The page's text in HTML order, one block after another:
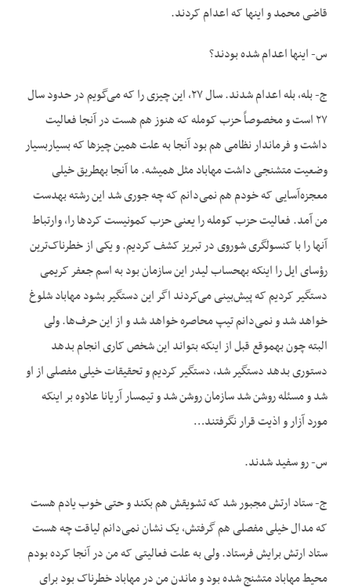
قاضی محمد و این‏ها که اعدام کردند.
س- این‏ها اعدام شده بودند؟
ج- بله، بله اعدام شدند. سال ۲۷، این چیزی را که می‌گویم در حدود سال
۲۷ است و مخصوصاً حزب کومله که هنوز هم هست در آنجا فعالیت
داشت و فرماندار نظامی هم بود آنجا به علت همین چیزها که بسیاربسیار
وضعیت متشنجی داشت مهاباد مثل همیشه. ما آنجا به‏طریق خیلی
معجزه‌آسایی که خودم هم نمی‌دانم که چه جوری شد این رشته به‏دست
من آمد. فعالیت حزب کومله را یعنی حزب کمونیست کردها را، وارتباط
آنها را با کنسولگری شوروی در تبریز کشف کردیم. و یکی از خطرناک‌ترین
رؤسای ایل را اینکه به‏حساب لیدر این سازمان بود به اسم جعفر کریمی
‌دستگیر کردیم که پیش‌بینی می‌کردند اگر این دستگیر بشود مهاباد شلوغ
خواهد شد و نمی‌دانم تیپ محاصره خواهد شد و از این حرف‌ها. ولی
البته چون به‏موقع قبل از اینکه بتواند این شخص کاری انجام بدهد
دستوری بدهد دستگیر شد، دستگیر کردیم و تحقیقات خیلی مفصلی از او
شد و مسئله روشن شد سازمان روشن شد و تیمسار آریانا علاوه بر اینکه
مورد آزار و اذیت قرار نگرفتند…
س- رو سفید شدند.
ج- ستاد ارتش مجبور شد که تشویقش هم بکند و حتی خوب یادم هست
که مدال خیلی مفصلی هم گرفتش، یک نشان نمی‌دانم لیاقت چه هست
ستاد ارتش برایش فرستاد. ولی به علت فعالیتی که من در آنجا کرده بودم
محیط مهاباد متشنج شده بود و ماندن من در مهاباد خطرناک بود برای